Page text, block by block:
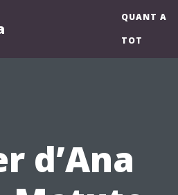
QUANT A
TOT
d’Ana